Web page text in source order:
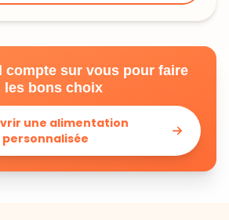
compte sur vous pour faire
les bons choix
une alimentation
personnalisée